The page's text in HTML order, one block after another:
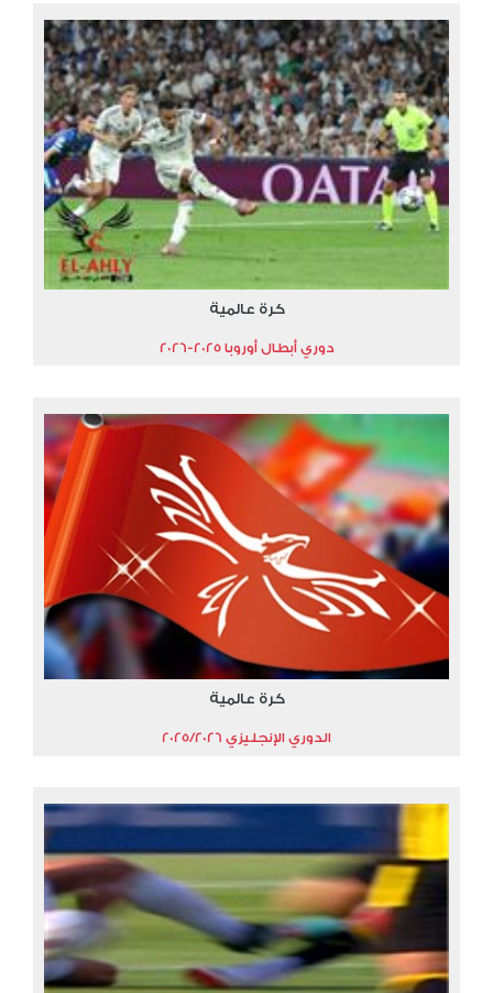
كرة عالمية
دوري أبطال أوروبا 2025-2026
كرة عالمية
الدوري الإنجليزي 2025/2026